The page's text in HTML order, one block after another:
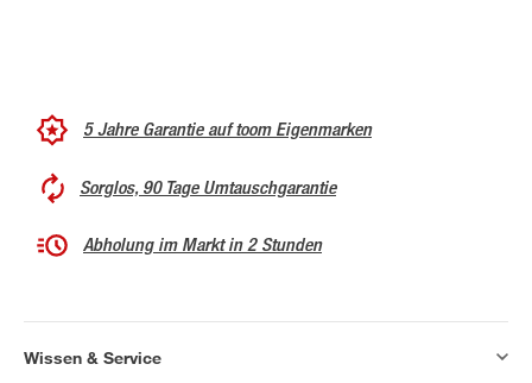
5 Jahre Garantie auf toom Eigenmarken
Sorglos, 90 Tage Umtauschgarantie
Abholung im Markt in 2 Stunden
Wissen & Service